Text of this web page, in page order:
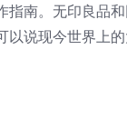
南。无印良品
说现今世界上